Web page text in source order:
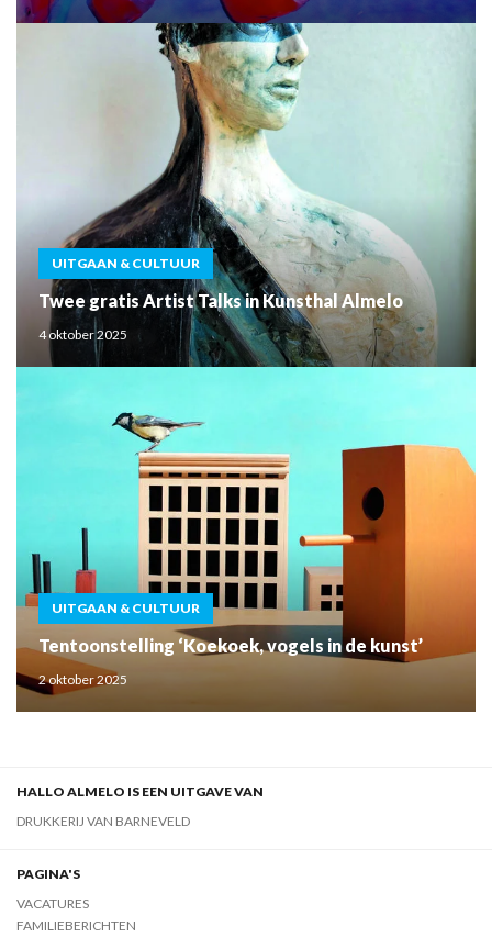
UITGAAN & CULTUUR
Twee gratis Artist Talks in Kunsthal Almelo
4 oktober 2025
UITGAAN & CULTUUR
Tentoonstelling ‘Koekoek, vogels in de kunst’
2 oktober 2025
HALLO ALMELO IS EEN UITGAVE VAN
DRUKKERIJ VAN BARNEVELD
PAGINA'S
VACATURES
FAMILIEBERICHTEN